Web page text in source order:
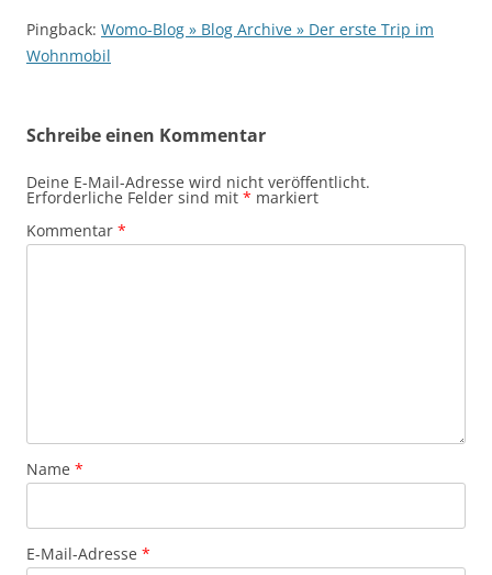
Pingback: Womo-Blog » Blog Archive » Der erste Trip im
Wohnmobil
Schreibe einen Kommentar
Deine E-Mail-Adresse wird nicht veröffentlicht.
Erforderliche Felder sind mit * markiert
Kommentar *
Name *
E-Mail-Adresse *